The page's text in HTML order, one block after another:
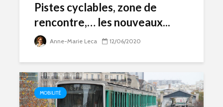
Pistes cyclables, zone de
rencontre,… les nouveaux...
Anne-Marie Leca 12/06/2020
MOBILITÉ